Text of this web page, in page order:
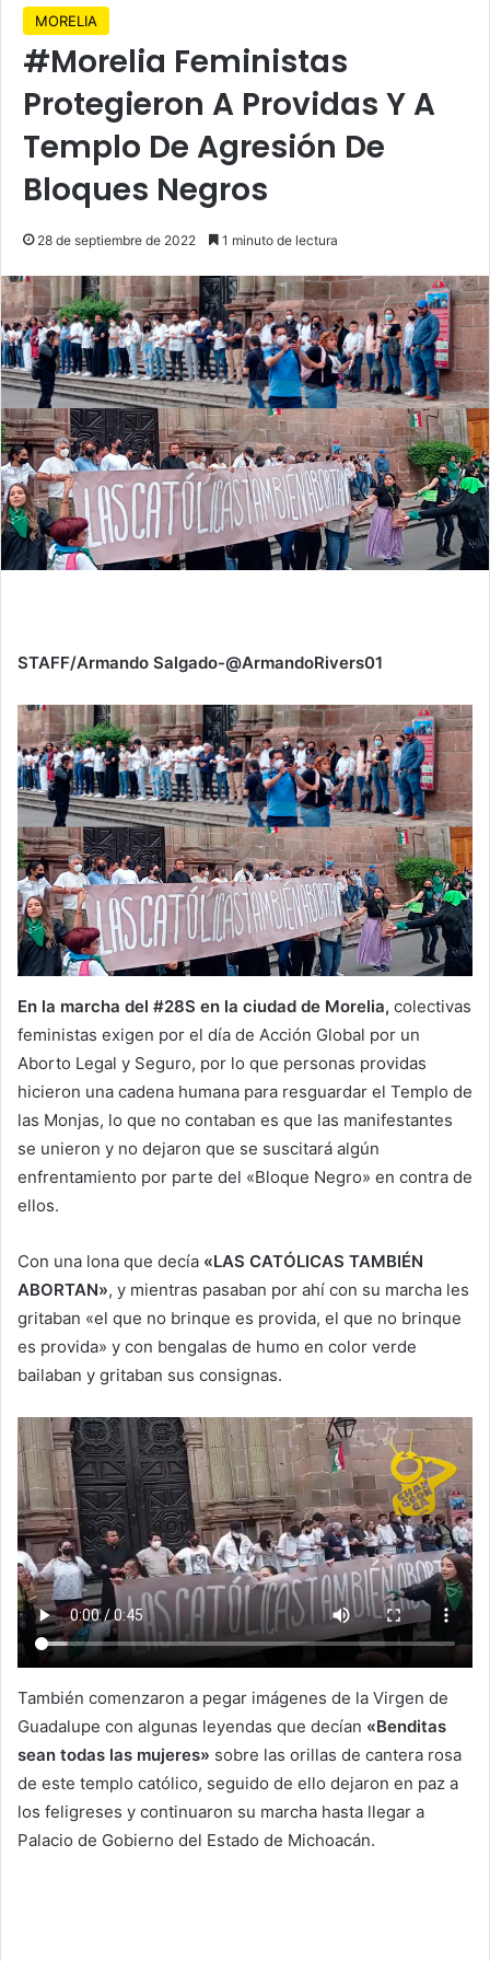
MORELIA
#Morelia Feministas
Protegieron A Providas Y A
Templo De Agresión De
Bloques Negros
28 de septiembre de 2022 1 minuto de lectura
STAFF/Armando Salgado-@ArmandoRivers01
En la marcha del #28S en la ciudad de Morelia, colectivas
feministas exigen por el día de Acción Global por un
Aborto Legal y Seguro, por lo que personas providas
hicieron una cadena humana para resguardar el Templo de
las Monjas, lo que no contaban es que las manifestantes
se unieron y no dejaron que se suscitará algún
enfrentamiento por parte del «Bloque Negro» en contra de
ellos.
Con una lona que decía «LAS CATÓLICAS TAMBIÉN
ABORTAN», y mientras pasaban por ahí con su marcha les
gritaban «el que no brinque es provida, el que no brinque
es provida» y con bengalas de humo en color verde
bailaban y gritaban sus consignas.
También comenzaron a pegar imágenes de la Virgen de
Guadalupe con algunas leyendas que decían «Benditas
sean todas las mujeres» sobre las orillas de cantera rosa
de este templo católico, seguido de ello dejaron en paz a
los feligreses y continuaron su marcha hasta llegar a
Palacio de Gobierno del Estado de Michoacán.